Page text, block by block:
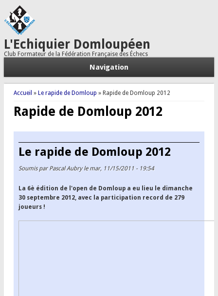
L'Echiquier Domloupéen
Club Formateur de la Fédération Française des Échecs
Navigation
Vous êtes ici
Accueil » Le rapide de Domloup » Rapide de Domloup 2012
Rapide de Domloup 2012
Le rapide de Domloup 2012
Soumis parPascal Aubryle mar, 11/15/2011 - 19:54
La 6è édition de l'open de Domloup a eu lieu le dimanche
30 septembre 2012, avec la participation record de 279
joueurs !